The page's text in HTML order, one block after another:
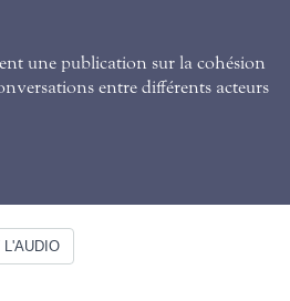
une publication sur la cohésion
entre différents acteurs